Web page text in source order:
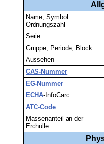
Name, Symbol,
Ordnungszahl
Serie
Gruppe, Periode, Block
Aussehen
CAS-Nummer
EG-Nummer
ECHA-InfoCard
ATC-Code
Massenanteil an der
Erdhülle